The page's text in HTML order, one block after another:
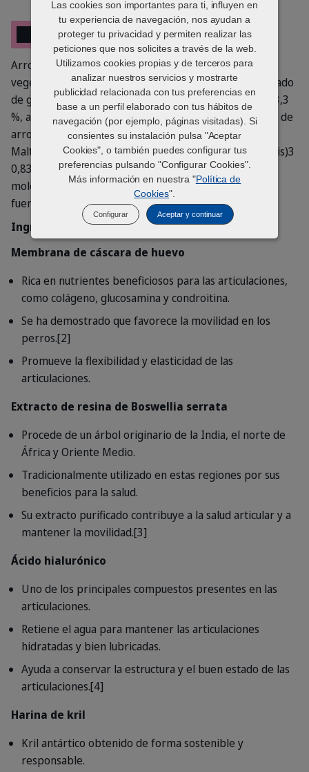
Composición
Arroz pregelatinizado, glicerina, derivados de origen
vegetal, almidón de maíz pregelatinizado, aceite refinado
de girasol, sorbitol, membrana de cáscara de huevo2 3,3
%, azúcares, proteína de guisantes, levaduras, almidón de
arroz pregelatinizado, harina de krill 1,85 %,
Maltodextrina, harina de algas (Haematococcus pluvialis)3
0,83 %, minerales, ácido hialurónico (alto y bajo peso
molecular) 0,4 %, celulosa en polvo, 2 de Egg Novo, 3
fuente de astaxantina.
Ingredientes
Membrana de cáscara de huevo
Rica en nutrientes beneficiosos para las articulaciones,
como colágeno, glucosamina y condroitina.
Se ha demostrado que favorece la movilidad en los
perros.[2]
Promueve la flexibilidad y elasticidad de las
articulaciones.
Extracto de resina de Boswellia serrata
Procede de un árbol originario de la India, el norte de
África y Oriente Medio.
Tradicionalmente utilizado en estas regiones por sus
beneficios para la salud.
Su extracto purificado contribuye a la salud articular y a
mantener la movilidad.[3]
Ácido hialurónico
Uno de los principales compuestos presentes en las
articulaciones.
Retiene el agua para mantener las articulaciones
hidratadas y bien lubricadas.
Ayuda a conservar la estructura y el buen estado de las
articulaciones.[4]
Harina de kril
Kril antártico obtenido de forma sostenible y
responsable.
Las cookies son importantes para ti, influyen en
tu experiencia de navegación, nos ayudan a
proteger tu privacidad y permiten realizar las
peticiones que nos solicites a través de la web.
Utilizamos cookies propias y de terceros para
analizar nuestros servicios y mostrarte
publicidad relacionada con tus preferencias en
base a un perfil elaborado con tus hábitos de
navegación (por ejemplo, páginas visitadas). Si
consientes su instalación pulsa "Aceptar
Cookies", o también puedes configurar tus
preferencias pulsando "Configurar Cookies".
Más información en nuestra "Política de
Cookies".
Configurar Aceptar y continuar